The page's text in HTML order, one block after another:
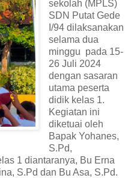
sekolah (MPLS)
SDN Putat Gede
I/94 dilaksanakan
selama dua
minggu pada 15-
26 Juli 2024
dengan sasaran
utama peserta
didik kelas 1.
Kegiatan ini
diketuai oleh
Bapak Yohanes,
S.Pd,
1 diantaranya, Bu Erna
S.Pd dan Bu Asa, S.Pd.